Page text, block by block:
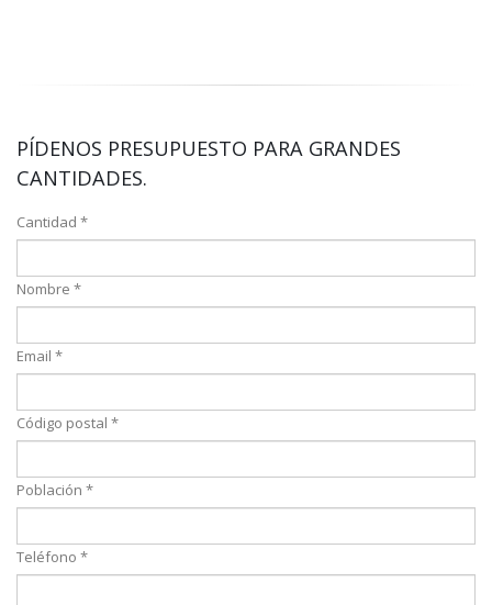
PÍDENOS PRESUPUESTO PARA GRANDES
CANTIDADES.
Cantidad *
Nombre *
Email *
Código postal *
Población *
Teléfono *